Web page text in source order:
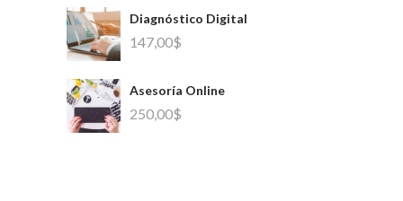
Diagnóstico Digital
147,00$
Asesoría Online
250,00$